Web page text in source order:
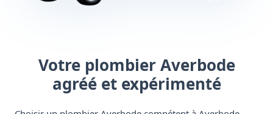
Votre plombier Averbode
agréé et expérimenté